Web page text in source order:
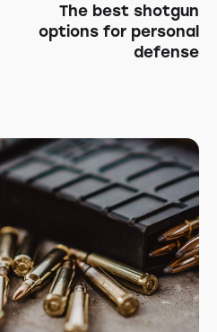
The best shotgun
options for personal
defense